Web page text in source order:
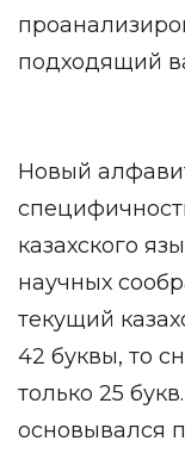
подходящий
Новый
казахского
научных
текущий
42 буквы, то
только 25
основывался